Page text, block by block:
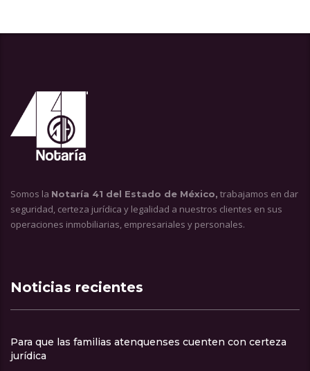
Somos la Notaría 41 del Estado de México, trabajamos en dar
seguridad, certeza jurídica y legalidad a nuestros clientes en sus
operaciones inmobiliarias, empresariales y personales.
Noticias recientes
Para que las familias atenquenses cuenten con certeza
jurídica